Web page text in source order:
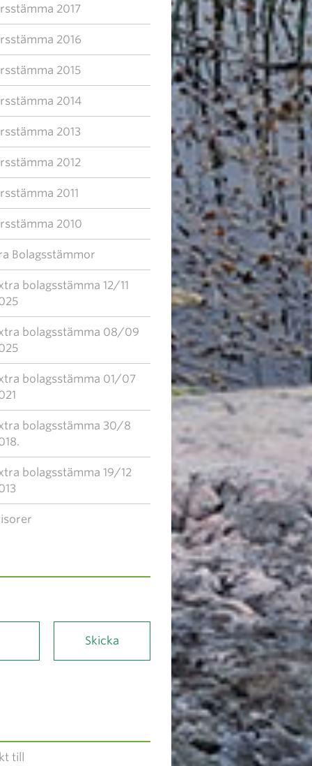
2017
2016
2015
2014
2013
2012
2011
2010
Bolagsstämmor
bolagsstämma 12/11
bolagsstämma 08/09
bolagsstämma 01/07
bolagsstämma 30/8
bolagsstämma 19/12
till